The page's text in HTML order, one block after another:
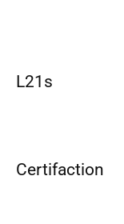
L21s
Certifaction